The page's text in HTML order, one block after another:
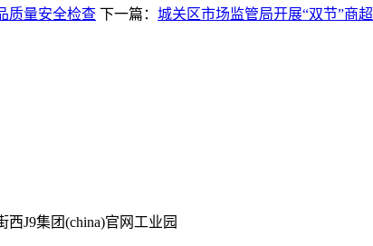
质量安全检查 下一篇： 城关区市场监管局开展“双节”商
J9集团(china)官网工业园